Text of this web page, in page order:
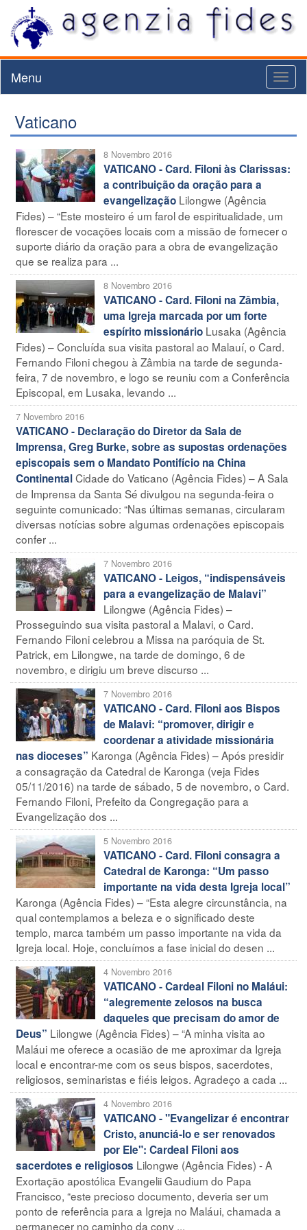
Menu
Vaticano
8 Novembro 2016
VATICANO - Card. Filoni às Clarissas:
a contribuição da oração para a
evangelização Lilongwe (Agência
Fides) – “Este mosteiro é um farol de espiritualidade, um
florescer de vocações locais com a missão de fornecer o
suporte diário da oração para a obra de evangelização
que se realiza para ...
8 Novembro 2016
VATICANO - Card. Filoni na Zâmbia,
uma Igreja marcada por um forte
espírito missionário Lusaka (Agência
Fides) – Concluída sua visita pastoral ao Malauí, o Card.
Fernando Filoni chegou à Zâmbia na tarde de segunda-
feira, 7 de novembro, e logo se reuniu com a Conferência
Episcopal, em Lusaka, levando ...
7 Novembro 2016
VATICANO - Declaração do Diretor da Sala de
Imprensa, Greg Burke, sobre as supostas ordenações
episcopais sem o Mandato Pontifício na China
ContinentalCidade do Vaticano (Agência Fides) – A Sala
de Imprensa da Santa Sé divulgou na segunda-feira o
seguinte comunicado: “Nas últimas semanas, circularam
diversas notícias sobre algumas ordenações episcopais
confer ...
7 Novembro 2016
VATICANO - Leigos, “indispensáveis
para a evangelização de Malavi”
Lilongwe (Agência Fides) –
Prosseguindo sua visita pastoral a Malavi, o Card.
Fernando Filoni celebrou a Missa na paróquia de St.
Patrick, em Lilongwe, na tarde de domingo, 6 de
novembro, e dirigiu um breve discurso ...
7 Novembro 2016
VATICANO - Card. Filoni aos Bispos
de Malavi: “promover, dirigir e
coordenar a atividade missionária
nas dioceses” Karonga (Agência Fides) – Após presidir
a consagração da Catedral de Karonga (veja Fides
05/11/2016) na tarde de sábado, 5 de novembro, o Card.
Fernando Filoni, Prefeito da Congregação para a
Evangelização dos ...
5 Novembro 2016
VATICANO - Card. Filoni consagra a
Catedral de Karonga: “Um passo
importante na vida desta Igreja local”
Karonga (Agência Fides) – “Esta alegre circunstância, na
qual contemplamos a beleza e o significado deste
templo, marca também um passo importante na vida da
Igreja local. Hoje, concluímos a fase inicial do desen ...
4 Novembro 2016
VATICANO - Cardeal Filoni no Maláui:
“alegremente zelosos na busca
daqueles que precisam do amor de
Deus” Lilongwe (Agência Fides) – “A minha visita ao
Maláui me oferece a ocasião de me aproximar da Igreja
local e encontrar-me com os seus bispos, sacerdotes,
religiosos, seminaristas e fiéis leigos. Agradeço a cada ...
4 Novembro 2016
VATICANO - "Evangelizar é encontrar
Cristo, anunciá-lo e ser renovados
por Ele": Cardeal Filoni aos
sacerdotes e religiosos Lilongwe (Agência Fides) - A
Exortação apostólica Evangelii Gaudium do Papa
Francisco, “este precioso documento, deveria ser um
ponto de referência para a Igreja no Maláui, chamada a
permanecer no caminho da conv ...